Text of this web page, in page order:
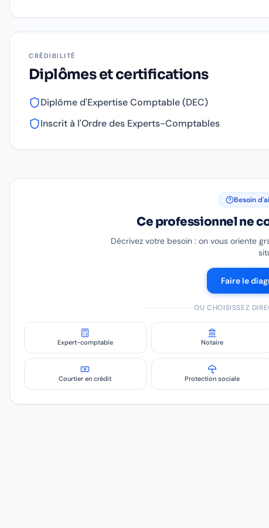
CRÉDIBILITÉ
Diplômes et certifications
Diplôme d'Expertise Comptable (DEC)
Inscrit à l'Ordre des Experts-Comptables
Besoin
Ce professionnel ne
Décrivez votre besoin : on vous oriente
Faire le
OU CHOISISSEZ
Expert-comptable Notaire
Courtier en crédit Protection sociale